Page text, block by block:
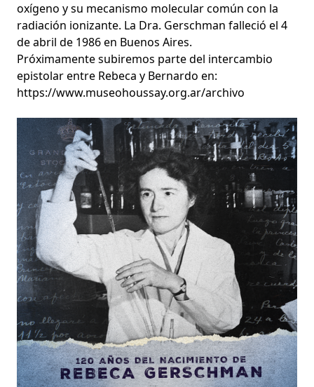
oxígeno y su mecanismo molecular común con la
radiación ionizante. La Dra. Gerschman falleció el 4
de abril de 1986 en Buenos Aires.
Próximamente subiremos parte del intercambio
epistolar entre Rebeca y Bernardo en:
https://www.museohoussay.org.ar/archivo